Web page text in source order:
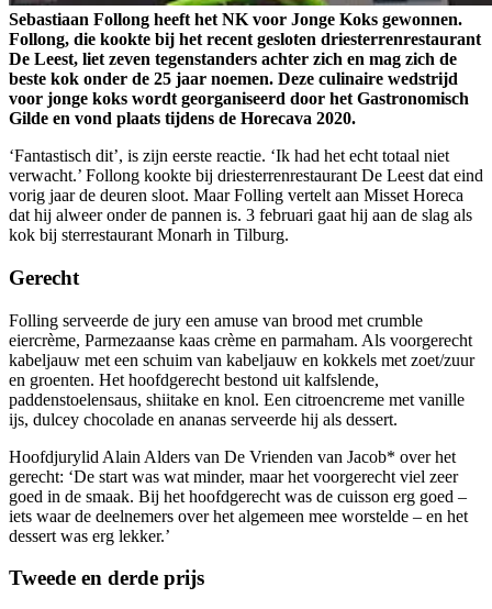
Sebastiaan Follong heeft het NK voor Jonge Koks gewonnen.
Follong, die kookte bij het recent gesloten driesterrenrestaurant
De Leest, liet zeven tegenstanders achter zich en mag zich de
beste kok onder de 25 jaar noemen. Deze culinaire wedstrijd
voor jonge koks wordt georganiseerd door het Gastronomisch
Gilde en vond plaats tijdens de Horecava 2020.
‘Fantastisch dit’, is zijn eerste reactie. ‘Ik had het echt totaal niet
verwacht.’ Follong kookte bij driesterrenrestaurant De Leest dat eind
vorig jaar de deuren sloot. Maar Folling vertelt aan Misset Horeca
dat hij alweer onder de pannen is. 3 februari gaat hij aan de slag als
kok bij sterrestaurant Monarh in Tilburg.
Gerecht
Folling serveerde de jury een amuse van brood met crumble
eiercrème, Parmezaanse kaas crème en parmaham. Als voorgerecht
kabeljauw met een schuim van kabeljauw en kokkels met zoet/zuur
en groenten. Het hoofdgerecht bestond uit kalfslende,
paddenstoelensaus, shiitake en knol. Een citroencreme met vanille
ijs, dulcey chocolade en ananas serveerde hij als dessert.
Hoofdjurylid Alain Alders van De Vrienden van Jacob* over het
gerecht: ‘De start was wat minder, maar het voorgerecht viel zeer
goed in de smaak. Bij het hoofdgerecht was de cuisson erg goed –
iets waar de deelnemers over het algemeen mee worstelde – en het
dessert was erg lekker.’
Tweede en derde prijs